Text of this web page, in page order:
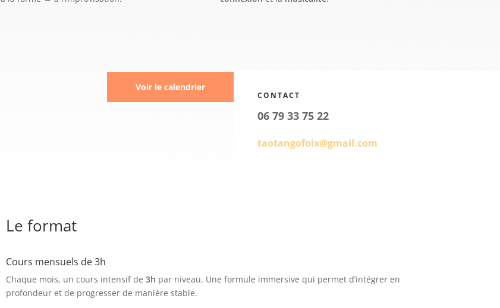
Voir le calendrier
CONTACT
06 79 33 75 22
taotangofoix@gmail.com
Le format
Cours mensuels de 3h
Chaque mois, un cours intensif de 3h par niveau. Une formule immersive qui permet d’intégrer en
profondeur et de progresser de manière stable.